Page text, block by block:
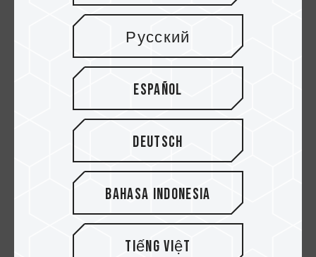
Русский
Español
Deutsch
Bahasa Indonesia
Tiếng Việt